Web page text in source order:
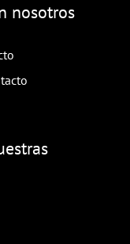
nosotros